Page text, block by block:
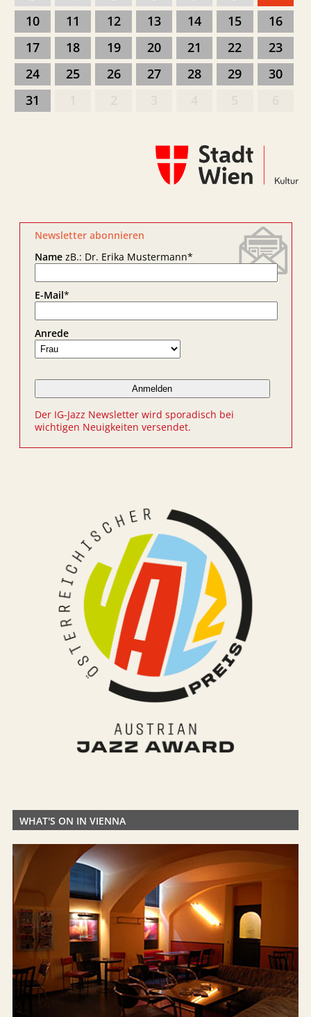
10
11 12 13 14 15
16
17
18 19 20 21 22
23
24
25 26 27 28 29
30
31
Newsletter abonnieren
NamezB.: Dr. Erika Mustermann*
E-Mail*
Anrede
Der IG-Jazz Newsletter wird sporadisch bei
wichtigen Neuigkeiten versendet.
WHAT'S ON IN VIENNA